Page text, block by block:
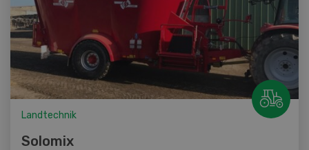
Landtechnik
Solomix